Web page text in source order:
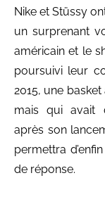
Nike et Stüssy
un surprenant
américain et le
poursuivi leur
2015, une
mais qui avait
après son
permettra
de réponse.